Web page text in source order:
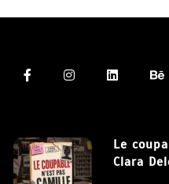
Le
Clara